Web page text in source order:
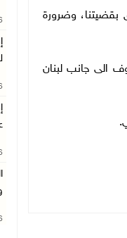
بقضيتنا، وضرورة
الى جانب لبنان